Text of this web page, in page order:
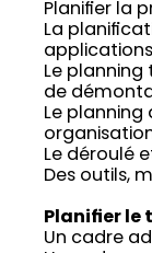
Planifier la
La
Le
de
Le planning
Le déroulé
Des outils,
Planifier le
Un cadre